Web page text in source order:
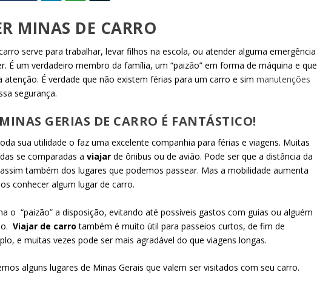
MINAS DE CARRO
serve para trabalhar, levar filhos na escola, ou atender alguma emergência
É um verdadeiro membro da família, um “paizão” em forma de máquina e que
atenção. É verdade que não existem férias para um carro e sim manutenções
segurança.
GERIAS DE CARRO É FANTÁSTICO!
sua utilidade o faz uma excelente companhia para férias e viagens. Muitas
se comparadas a viajarde ônibus ou de avião. Pode ser que a distância da
também dos lugares que podemos passear. Mas a mobilidade aumenta
conhecer algum lugar de carro.
o “paizão” a disposição, evitando até possíveis gastos com guias ou alguém
Viajar de carro também é muito útil para passeios curtos, de fim de
e muitas vezes pode ser mais agradável do que viagens longas.
alguns lugares de Minas Gerais que valem ser visitados com seu carro.